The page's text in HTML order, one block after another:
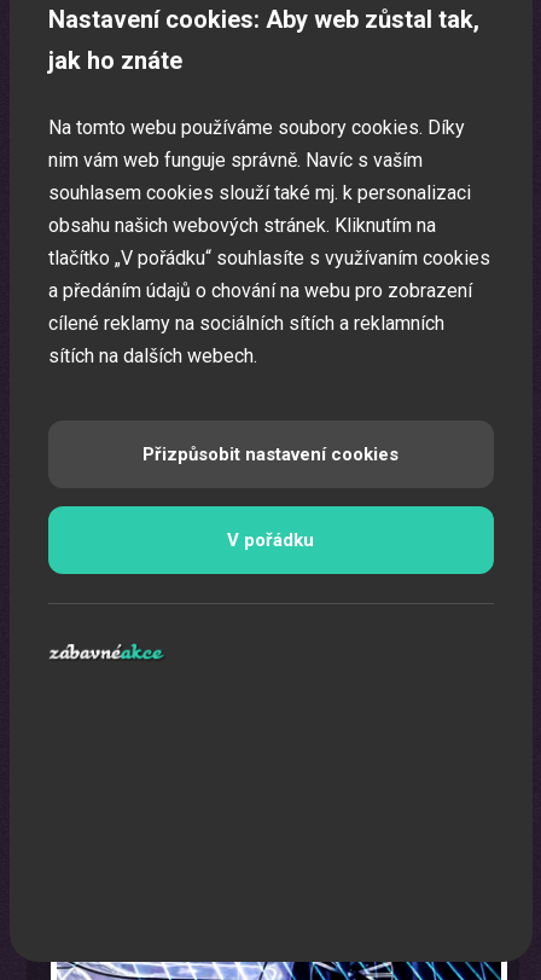
Uspořádáme pro vaše děti nezapomenutelnou oslavu.
Nastavení cookies: Aby web zůstal tak,
jak ho znáte
Na tomto webu používáme soubory cookies. Díky
nim vám web funguje správně. Navíc s vaším
souhlasem cookies slouží také mj. k personalizaci
obsahu našich webových stránek. Kliknutím na
tlačítko „V pořádku“ souhlasíte s využívaním cookies
a předáním údajů o chování na webu pro zobrazení
cílené reklamy na sociálních sítích a reklamních
sítích na dalších webech.
Přizpůsobit nastavení cookies
V pořádku